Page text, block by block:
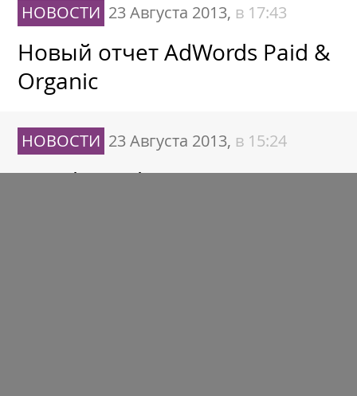
НОВОСТИ 23 Августа 2013, в 17:43
Новый отчет AdWords Paid &
Organic
НОВОСТИ 23 Августа 2013, в 15:24
Google Analytics запустил